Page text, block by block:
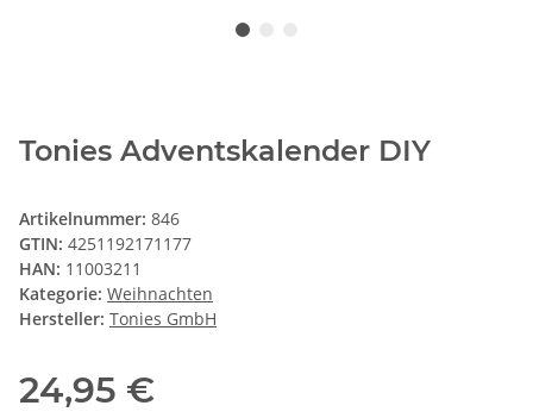
Tonies Adventskalender DIY
Artikelnummer: 846
GTIN: 4251192171177
HAN: 11003211
Kategorie: Weihnachten
Hersteller: Tonies GmbH
24,95 €